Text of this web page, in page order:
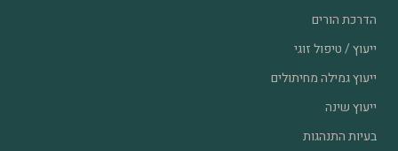
הדרכת הורים
ייעוץ / טיפול זוגי
ייעוץ גמילה מחיתולים
ייעוץ שינה
בעיות התנהגות